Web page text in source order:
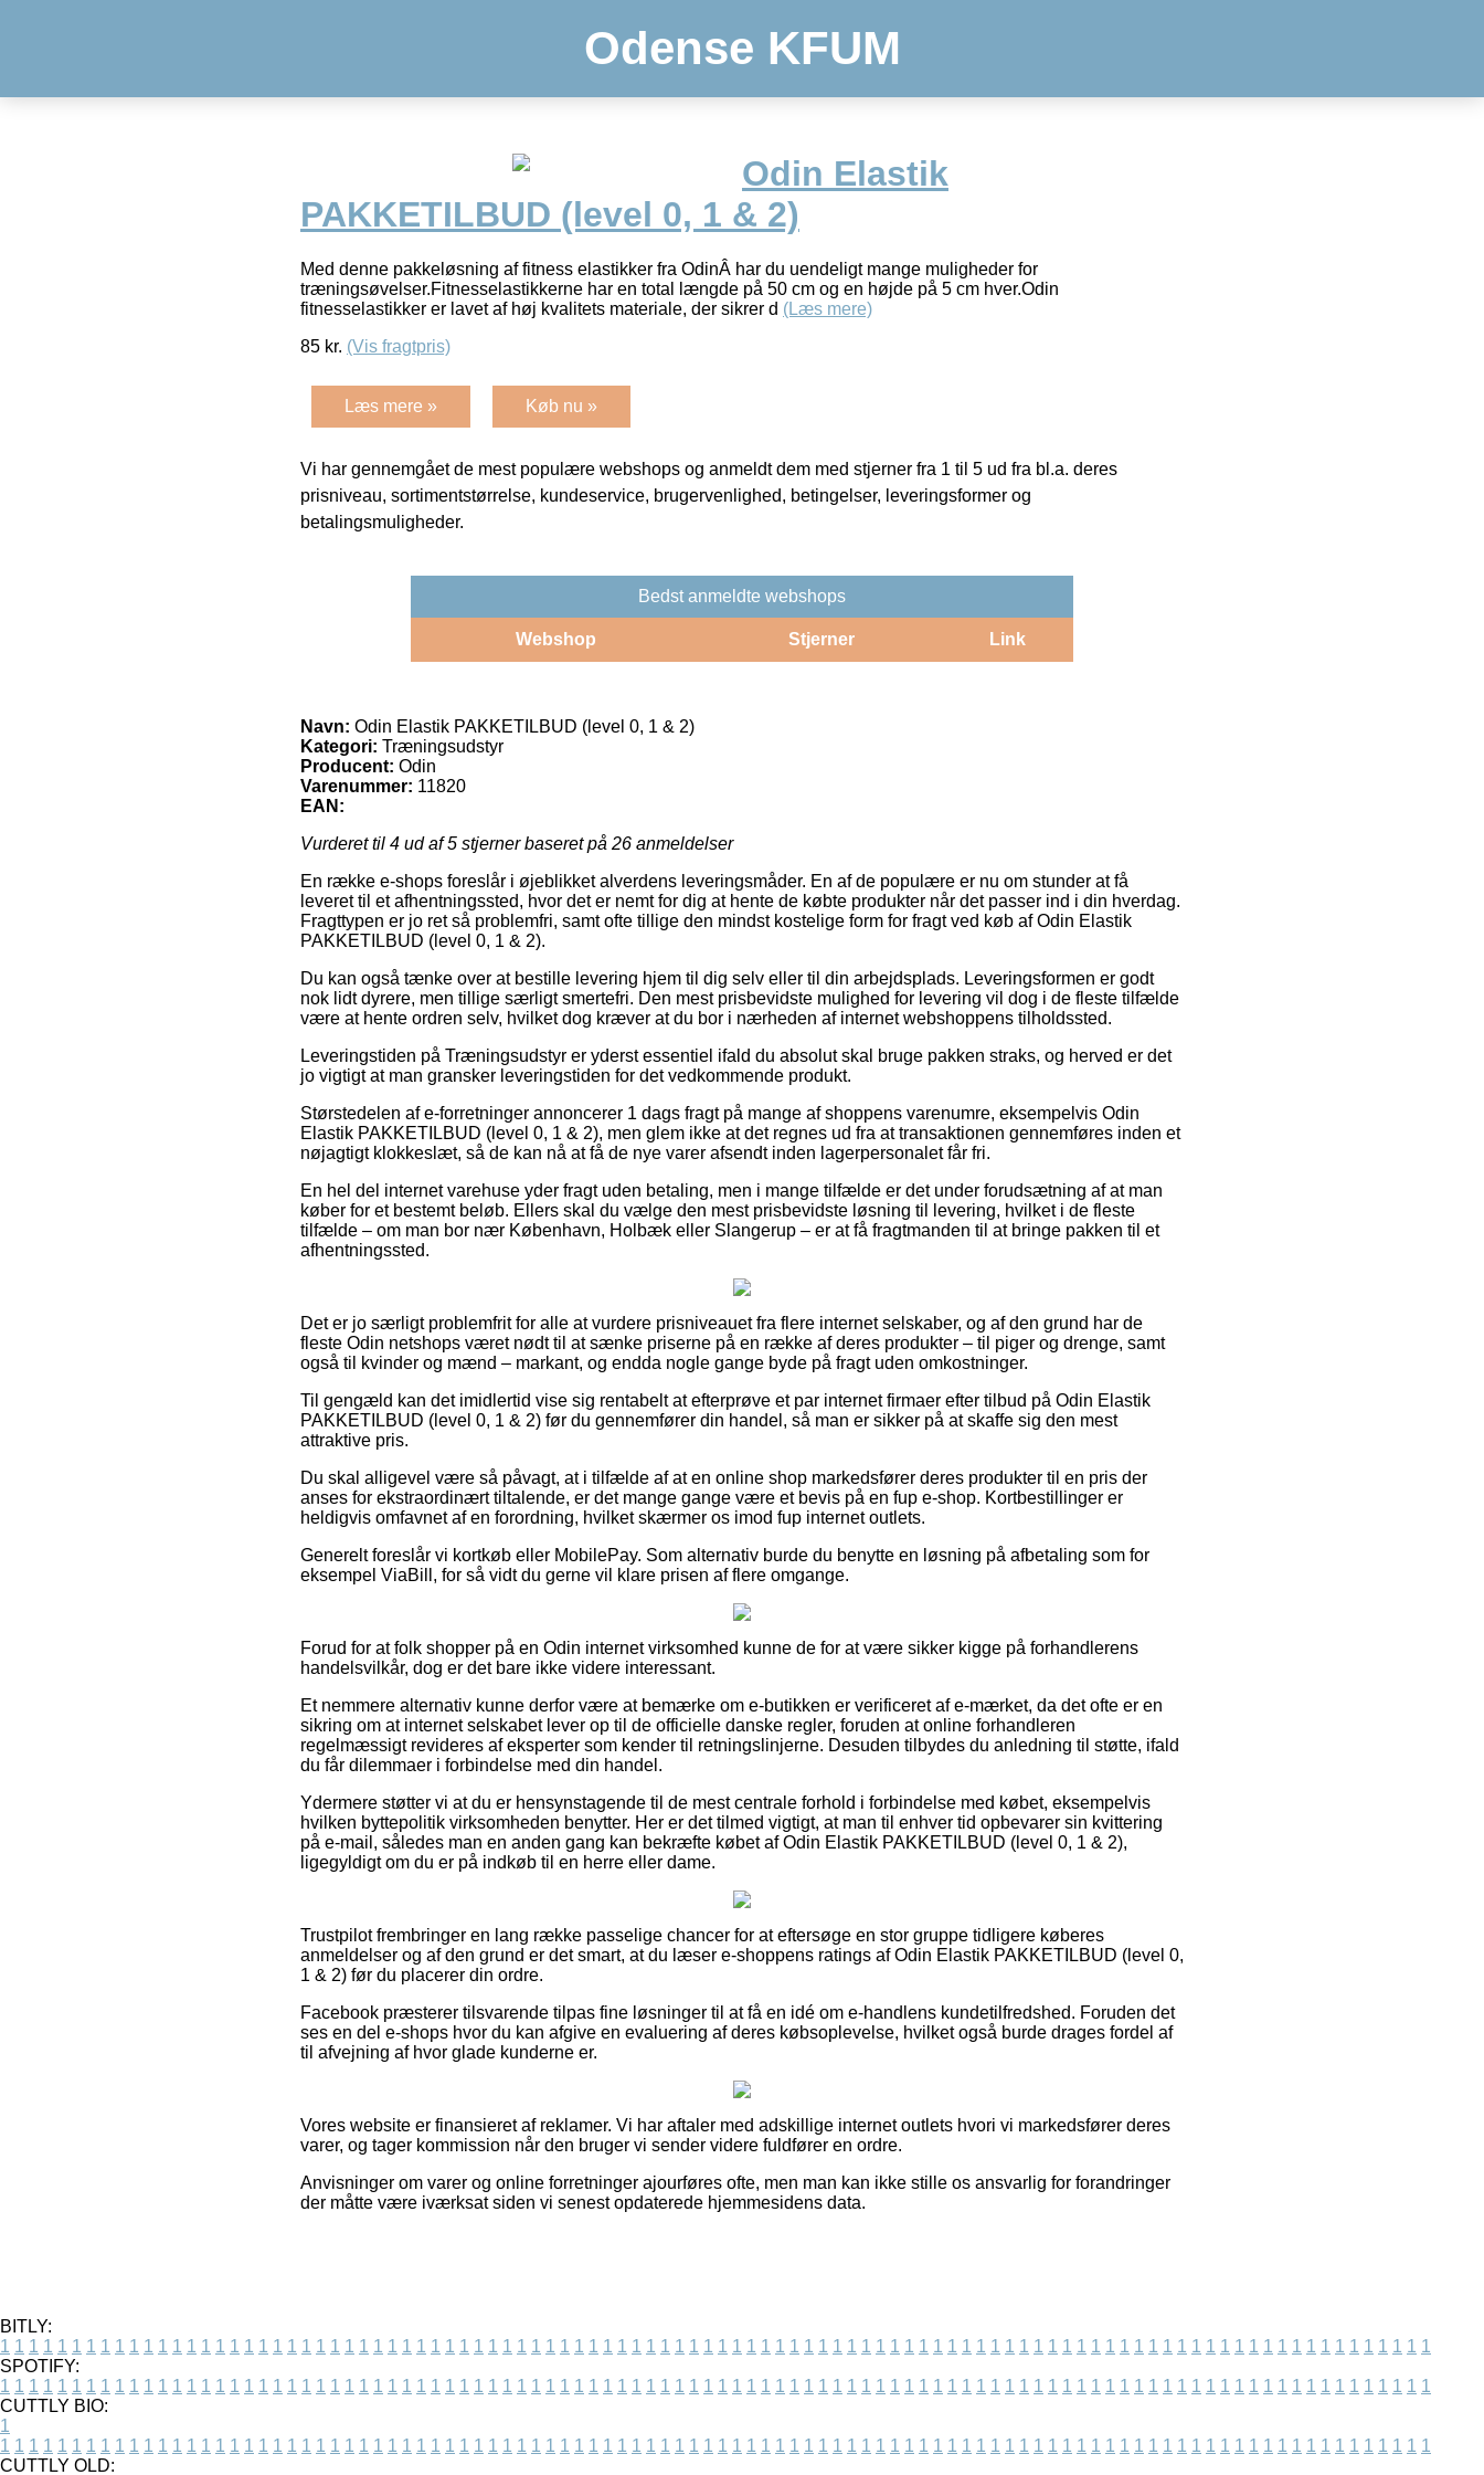
Odense KFUM
Odin Elastik
PAKKETILBUD (level 0, 1 & 2)
Med denne pakkeløsning af fitness elastikker fra OdinÂ har du uendeligt mange muligheder for
træningsøvelser.Fitnesselastikkerne har en total længde på 50 cm og en højde på 5 cm hver.Odin
fitnesselastikker er lavet af høj kvalitets materiale, der sikrer d (Læs mere)
85 kr. (Vis fragtpris)
Læs mere » Køb nu »
Vi har gennemgået de mest populære webshops og anmeldt dem med stjerner fra 1 til 5 ud fra bl.a. deres
prisniveau, sortimentstørrelse, kundeservice, brugervenlighed, betingelser, leveringsformer og
betalingsmuligheder.
Bedst anmeldte webshops
Webshop Stjerner Link
Navn: Odin Elastik PAKKETILBUD (level 0, 1 & 2)
Kategori: Træningsudstyr
Producent: Odin
Varenummer: 11820
EAN:
Vurderet til 4 ud af 5 stjerner baseret på 26 anmeldelser
En række e-shops foreslår i øjeblikket alverdens leveringsmåder. En af de populære er nu om stunder at få
leveret til et afhentningssted, hvor det er nemt for dig at hente de købte produkter når det passer ind i din hverdag.
Fragttypen er jo ret så problemfri, samt ofte tillige den mindst kostelige form for fragt ved køb af Odin Elastik
PAKKETILBUD (level 0, 1 & 2).
Du kan også tænke over at bestille levering hjem til dig selv eller til din arbejdsplads. Leveringsformen er godt
nok lidt dyrere, men tillige særligt smertefri. Den mest prisbevidste mulighed for levering vil dog i de fleste tilfælde
være at hente ordren selv, hvilket dog kræver at du bor i nærheden af internet webshoppens tilholdssted.
Leveringstiden på Træningsudstyr er yderst essentiel ifald du absolut skal bruge pakken straks, og herved er det
jo vigtigt at man gransker leveringstiden for det vedkommende produkt.
Størstedelen af e-forretninger annoncerer 1 dags fragt på mange af shoppens varenumre, eksempelvis Odin
Elastik PAKKETILBUD (level 0, 1 & 2), men glem ikke at det regnes ud fra at transaktionen gennemføres inden et
nøjagtigt klokkeslæt, så de kan nå at få de nye varer afsendt inden lagerpersonalet får fri.
En hel del internet varehuse yder fragt uden betaling, men i mange tilfælde er det under forudsætning af at man
køber for et bestemt beløb. Ellers skal du vælge den mest prisbevidste løsning til levering, hvilket i de fleste
tilfælde – om man bor nær København, Holbæk eller Slangerup – er at få fragtmanden til at bringe pakken til et
afhentningssted.
Det er jo særligt problemfrit for alle at vurdere prisniveauet fra flere internet selskaber, og af den grund har de
fleste Odin netshops været nødt til at sænke priserne på en række af deres produkter – til piger og drenge, samt
også til kvinder og mænd – markant, og endda nogle gange byde på fragt uden omkostninger.
Til gengæld kan det imidlertid vise sig rentabelt at efterprøve et par internet firmaer efter tilbud på Odin Elastik
PAKKETILBUD (level 0, 1 & 2) før du gennemfører din handel, så man er sikker på at skaffe sig den mest
attraktive pris.
Du skal alligevel være så påvagt, at i tilfælde af at en online shop markedsfører deres produkter til en pris der
anses for ekstraordinært tiltalende, er det mange gange være et bevis på en fup e-shop. Kortbestillinger er
heldigvis omfavnet af en forordning, hvilket skærmer os imod fup internet outlets.
Generelt foreslår vi kortkøb eller MobilePay. Som alternativ burde du benytte en løsning på afbetaling som for
eksempel ViaBill, for så vidt du gerne vil klare prisen af flere omgange.
Forud for at folk shopper på en Odin internet virksomhed kunne de for at være sikker kigge på forhandlerens
handelsvilkår, dog er det bare ikke videre interessant.
Et nemmere alternativ kunne derfor være at bemærke om e-butikken er verificeret af e-mærket, da det ofte er en
sikring om at internet selskabet lever op til de officielle danske regler, foruden at online forhandleren
regelmæssigt revideres af eksperter som kender til retningslinjerne. Desuden tilbydes du anledning til støtte, ifald
du får dilemmaer i forbindelse med din handel.
Ydermere støtter vi at du er hensynstagende til de mest centrale forhold i forbindelse med købet, eksempelvis
hvilken byttepolitik virksomheden benytter. Her er det tilmed vigtigt, at man til enhver tid opbevarer sin kvittering
på e-mail, således man en anden gang kan bekræfte købet af Odin Elastik PAKKETILBUD (level 0, 1 & 2),
ligegyldigt om du er på indkøb til en herre eller dame.
Trustpilot frembringer en lang række passelige chancer for at eftersøge en stor gruppe tidligere køberes
anmeldelser og af den grund er det smart, at du læser e-shoppens ratings af Odin Elastik PAKKETILBUD (level 0,
1 & 2) før du placerer din ordre.
Facebook præsterer tilsvarende tilpas fine løsninger til at få en idé om e-handlens kundetilfredshed. Foruden det
ses en del e-shops hvor du kan afgive en evaluering af deres købsoplevelse, hvilket også burde drages fordel af
til afvejning af hvor glade kunderne er.
Vores website er finansieret af reklamer. Vi har aftaler med adskillige internet outlets hvori vi markedsfører deres
varer, og tager kommission når den bruger vi sender videre fuldfører en ordre.
Anvisninger om varer og online forretninger ajourføres ofte, men man kan ikke stille os ansvarlig for forandringer
der måtte være iværksat siden vi senest opdaterede hjemmesidens data.
BITLY:
1 1 1 1 1 1 1 1 1 1 1 1 1 1 1 1 1 1 1 1 1 1 1 1 1 1 1 1 1 1 1 1 1 1 1 1 1 1 1 1 1 1 1 1 1 1 1 1 1 1 1 1 1 1 1 1 1 1 1 1 1 1 1 1 1 1 1 1 1 1 1 1 1 1 1 1 1 1 1 1 1 1 1 1 1 1 1 1 1 1 1 1 1 1 1 1 1 1 1 1
SPOTIFY:
1 1 1 1 1 1 1 1 1 1 1 1 1 1 1 1 1 1 1 1 1 1 1 1 1 1 1 1 1 1 1 1 1 1 1 1 1 1 1 1 1 1 1 1 1 1 1 1 1 1 1 1 1 1 1 1 1 1 1 1 1 1 1 1 1 1 1 1 1 1 1 1 1 1 1 1 1 1 1 1 1 1 1 1 1 1 1 1 1 1 1 1 1 1 1 1 1 1 1 1
CUTTLY BIO:
1
1 1 1 1 1 1 1 1 1 1 1 1 1 1 1 1 1 1 1 1 1 1 1 1 1 1 1 1 1 1 1 1 1 1 1 1 1 1 1 1 1 1 1 1 1 1 1 1 1 1 1 1 1 1 1 1 1 1 1 1 1 1 1 1 1 1 1 1 1 1 1 1 1 1 1 1 1 1 1 1 1 1 1 1 1 1 1 1 1 1 1 1 1 1 1 1 1 1 1 1
CUTTLY OLD: